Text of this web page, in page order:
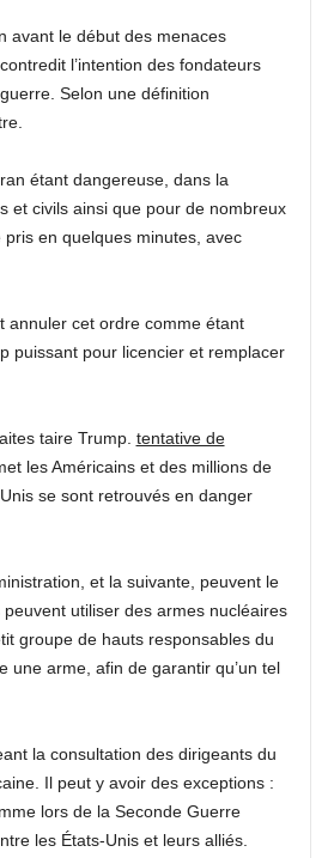
avant le début des menaces
l’intention des fondateurs
Selon une définition
étant dangereuse, dans la
et civils ainsi que pour de nombreux
en quelques minutes, avec
annuler cet ordre comme étant
puissant pour licencier et remplacer
taire Trump. tentative de
les Américains et des millions de
se sont retrouvés en danger
et la suivante, peuvent le
utiliser des armes nucléaires
groupe de hauts responsables du
une arme, afin de garantir qu’un tel
la consultation des dirigeants du
Il peut y avoir des exceptions :
lors de la Seconde Guerre
les États-Unis et leurs alliés.